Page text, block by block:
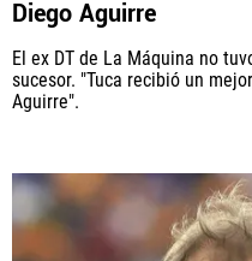
Diego Aguirre
El ex DT de La Máquina no
sucesor. "Tuca recibió un
Aguirre".